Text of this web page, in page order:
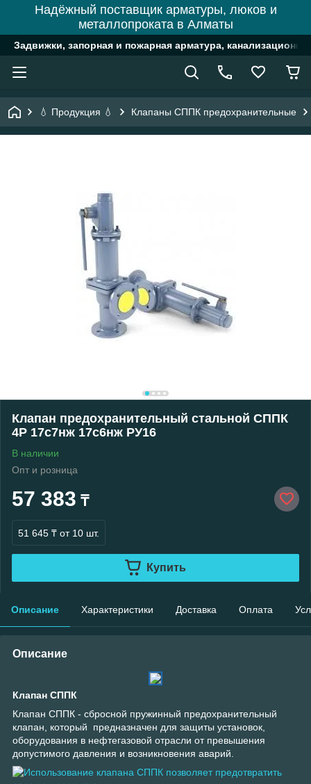
Надёжный поставщик арматуры, люков и
металлопроката в Алматы
Задвижки, запорная и пожарная арматура,
💧 Продукция 💧 Клапаны СППК предохранительные
Клапан предохранительный стальной СППК
4Р 17с7нж 17с6нж РУ16
В наличии
Опт и розница
57 383 ₸
51 645 ₸ от 10 шт.
Купить
Описание Характеристики Доставка Оплата
Описание
Клапан СППК
Клапан СППК - сбросной пружинный предохранительный
клапан, который предназначен для защиты установок,
оборудования в нефтегазовой отрасли от превышения
допустимого давления и возникновения аварий.